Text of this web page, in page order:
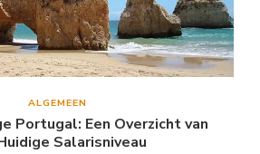
ALGEMEEN
Portugal: Een Overzicht van
Salarisniveau